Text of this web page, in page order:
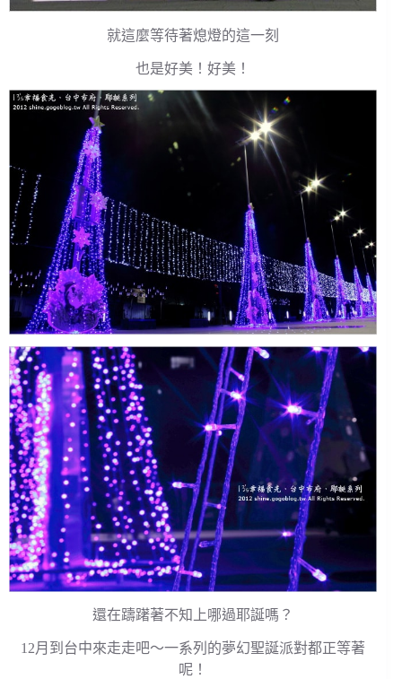
就這麼等待著熄燈的這一刻
也是好美！好美！
還在躊躇著不知上哪過耶誕嗎？
12月到台中來走走吧～一系列的夢幻聖誕派對都正等著
呢！